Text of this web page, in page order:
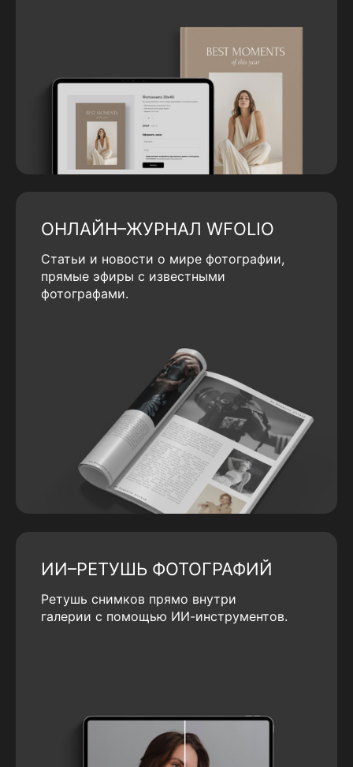
ОНЛАЙН–ЖУРНАЛ WFOLIO
Статьи и новости о мире фотографии,
прямые эфиры с известными
фотографами.
ИИ–РЕТУШЬ ФОТОГРАФИЙ
Ретушь снимков прямо внутри
галерии с помощью ИИ-инструментов.